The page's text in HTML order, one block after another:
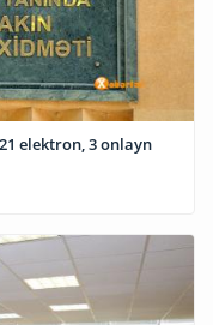
elektron, 3 onlayn